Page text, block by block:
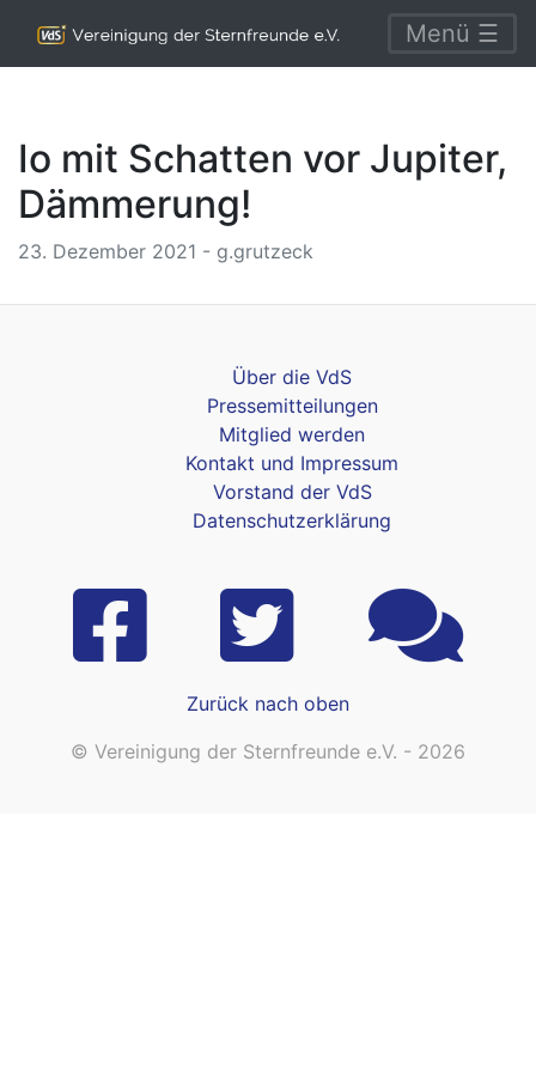
Menü ☰
Io mit Schatten vor Jupiter,
Dämmerung!
23. Dezember 2021 - g.grutzeck
Über die VdS
Pressemitteilungen
Mitglied werden
Kontakt und Impressum
Vorstand der VdS
Datenschutzerklärung
Zurück nach oben
© Vereinigung der Sternfreunde e.V. - 2026